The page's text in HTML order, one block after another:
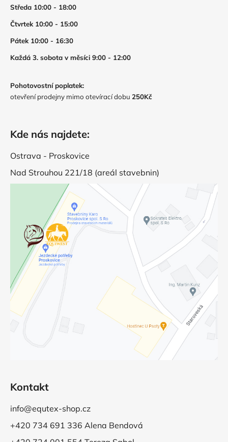
Středa 10:00 - 18:00
Čtvrtek 10:00 - 15:00
Pátek 10:00 - 16:30
Každá 3. sobota v měsíci 9:00 - 12:00
Pohotovostní poplatek:
otevření prodejny mimo otevírací dobu 250Kč
Kde nás najdete:
Ostrava - Proskovice
Nad Strouhou 221/18 (areál stavebnin)
Kontakt
info@equtex-shop.cz
+420 734 691 336 Alena Bendová